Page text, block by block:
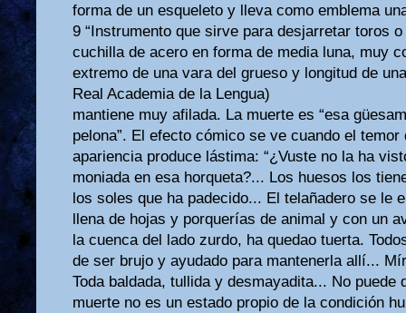
forma de un esqueleto y lleva como emblema
9 “Instrumento que sirve para desjarretar toros
cuchilla de acero en forma de media luna, muy
extremo de una vara del grueso y longitud de
Real Academia de la Lengua)
mantiene muy afilada. La muerte es “esa
pelona”. El efecto cómico se ve cuando el
apariencia produce lástima: “¿Vuste no la ha
moniada en esa horqueta?... Los huesos los
los soles que ha padecido... El telañadero se le
llena de hojas y porquerías de animal y con un
la cuenca del lado zurdo, ha quedao tuerta.
de ser brujo y ayudado para mantenerla allí...
Toda baldada, tullida y desmayadita... No puede
muerte no es un estado propio de la condición